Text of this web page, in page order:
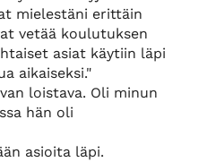
mielestäni erittäin
vetää koulutuksen
asiat käytiin läpi
aikaiseksi."
loistava. Oli minun
hän oli
asioita läpi.